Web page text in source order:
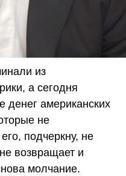
из
а сегодня
денег американских
не
подчеркну, не
возвращает и
молчание.